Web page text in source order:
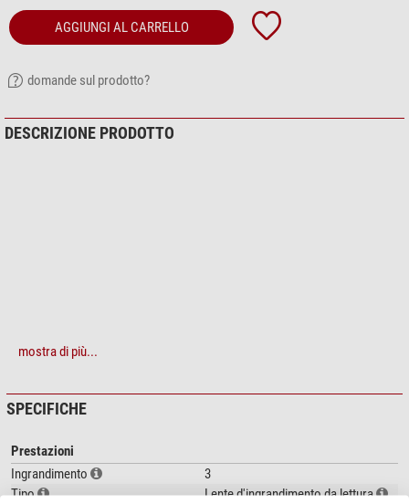
AGGIUNGI AL CARRELLO
domande sul prodotto?
DESCRIZIONE PRODOTTO
mostra di più...
SPECIFICHE
Prestazioni
Ingrandimento
3
Tipo
Lente d'ingrandimento da lettura